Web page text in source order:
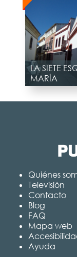
LA SIETE
MARÍA
Quiénes
Televisión
Contacto
Blog
FAQ
Mapa web
Ayuda